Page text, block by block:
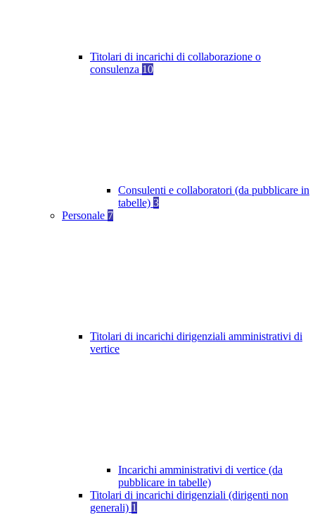
Titolari di incarichi di collaborazione o
consulenza 10
Consulenti e collaboratori (da pubblicare in
tabelle) 3
Personale 7
Titolari di incarichi dirigenziali amministrativi di
vertice
Incarichi amministrativi di vertice (da
pubblicare in tabelle)
Titolari di incarichi dirigenziali (dirigenti non
generali) 1